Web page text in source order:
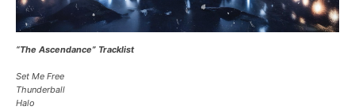
“The Ascendance” Tracklist
Set Me Free
Thunderball
Halo